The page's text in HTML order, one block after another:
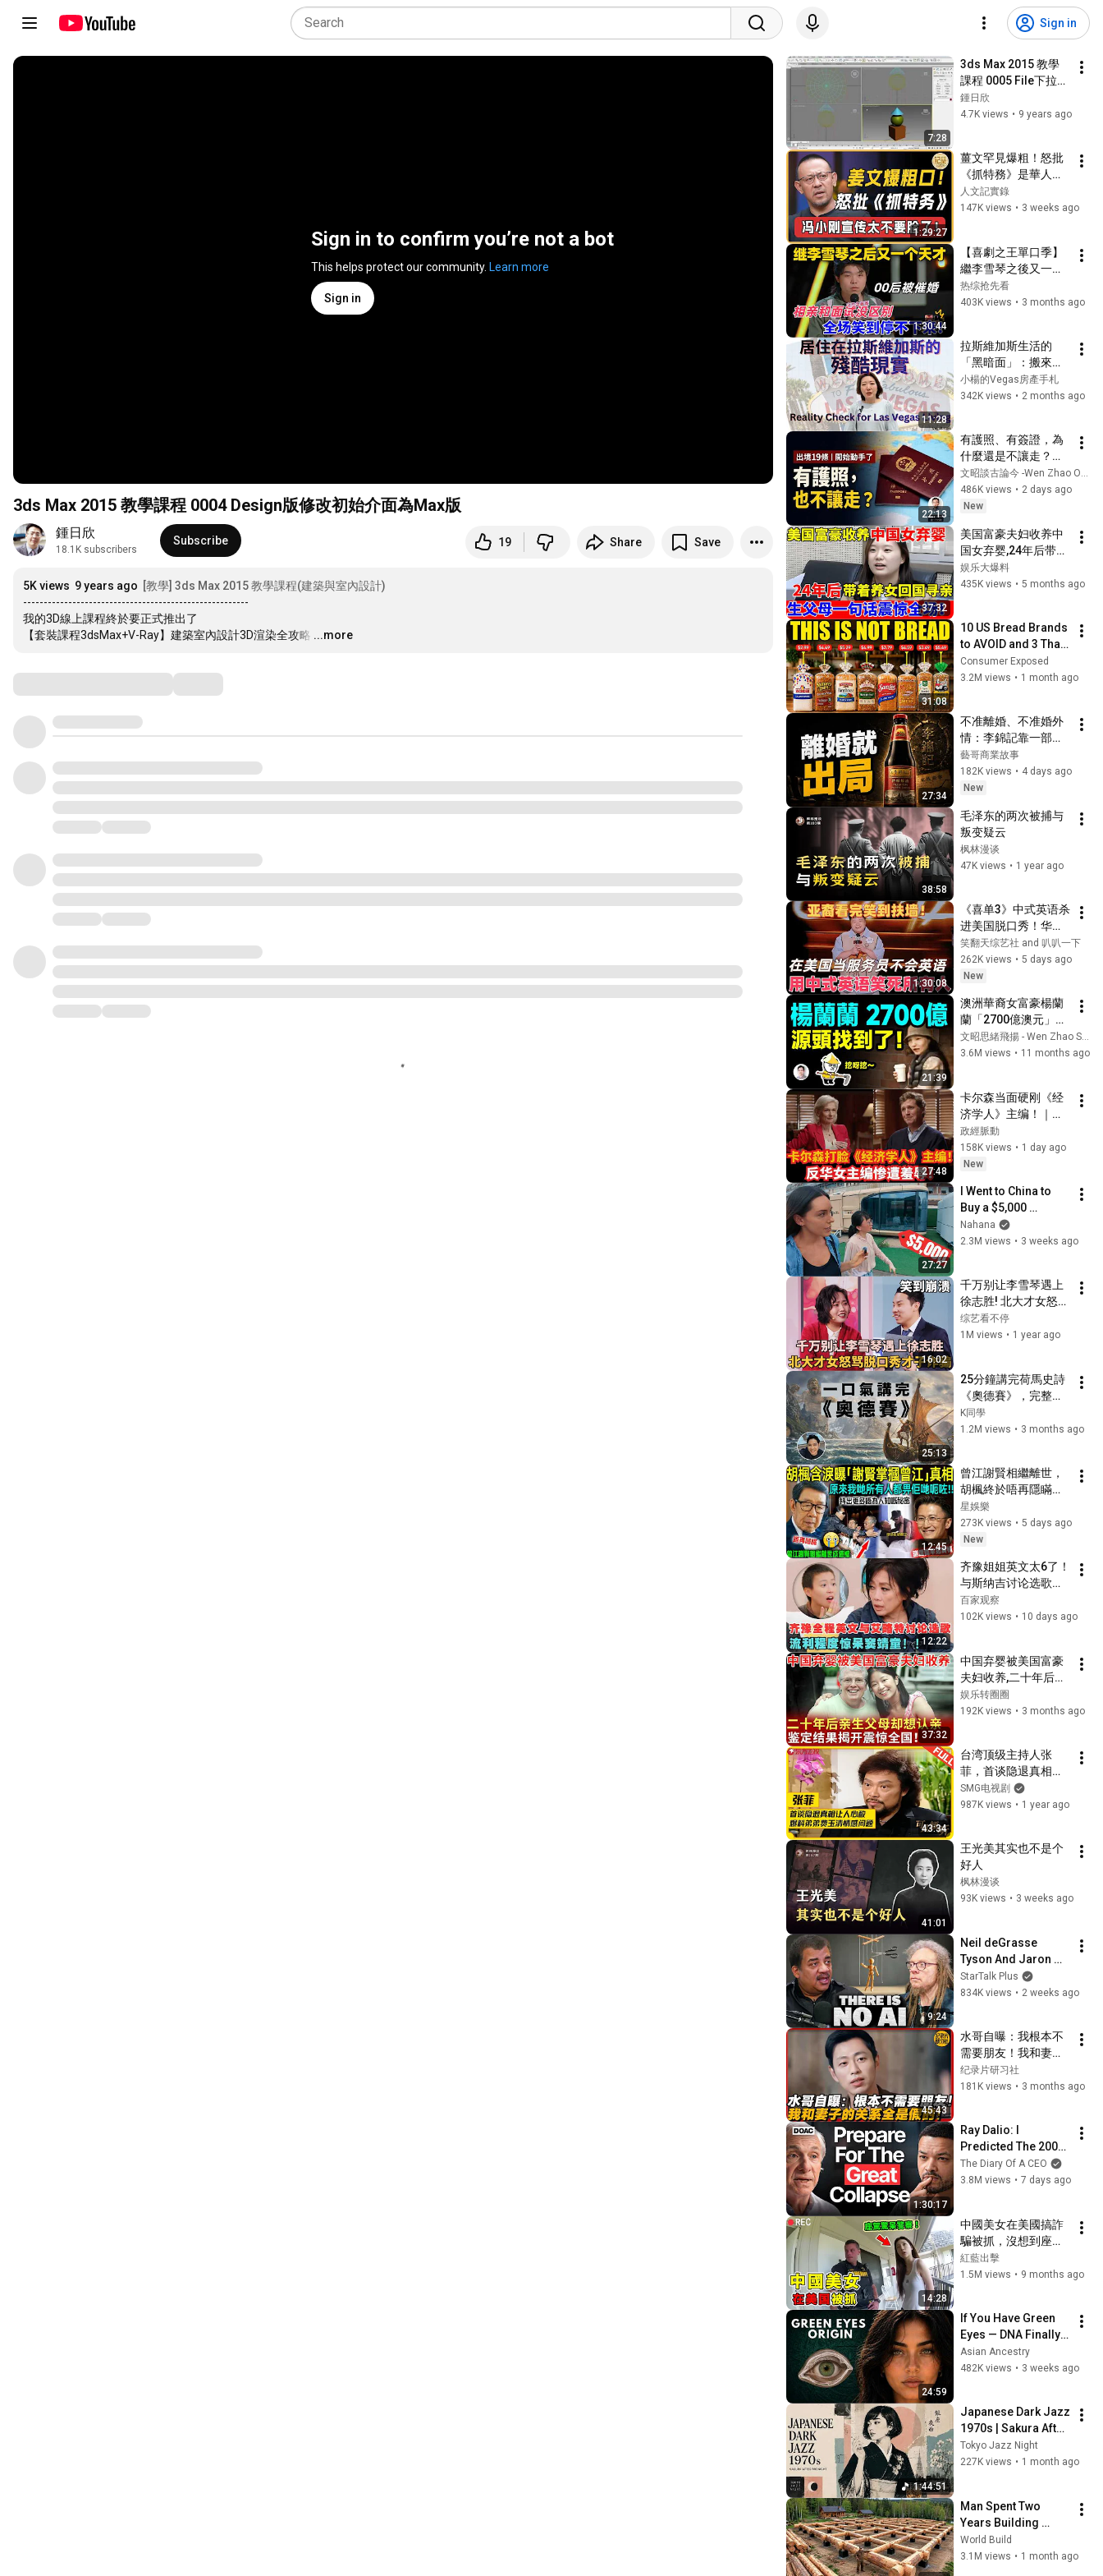
Sign in
Sign in to confirm you’re not a bot
This helps protect our community. Learn more
Sign in
3ds Max 2015 教學課程 0004 Design版修改初始介面為Max版
鍾日欣
18.1K subscribers
Subscribe 19 Share Save
5K views 9 years ago
[教學] 3ds Max 2015 教學課程(建築與室內設計)
-------------------------------------------------------
我的3D線上課程終於要正式推出了
【套裝課程3dsMax+V-Ray】建築室內設計3D渲染全攻略 …
...more
7:28
3ds Max 2015 教學
課程 0005 File下拉式
選單
鍾日欣
4.7K views • 9 years ago
1:29:27
薑文罕見爆粗！怒批
《抓特務》是華人電
影最差！馮小剛這都
宣傳太不要臉了！#
桌派#圆桌派第八季
#人文紀實錄
人文記實錄
147K views • 3 weeks ago
1:30:44
【喜劇之王單口季】
繼李雪琴之後又一個
天才！陳述爆笑吐槽
00後被催婚，相親和
#搞笑
#standupcomedy #
脱口秀
热综抢先看
403K views • 3 months ago
11:28
拉斯維加斯生活的
「黑暗面」：搬來前
沒人告訴你的真相 |
Reality Check for
小楊的Vegas房產手札
342K views • 2 months ago
22:13
有護照、有簽證，為
什麼還是不讓走？中
共出境新規，管的遠
不止是人（文昭談古
論今1735期）
文昭談古論今 -Wen Zhao Official
486K views • 2 days ago
New
37:32
美国富豪夫妇收养中
国女弃婴,24年后带着
养女回国寻亲,亲生父
母立刻上门认亲,鉴定
娱乐大爆料
435K views • 5 months ago
31:08
10 US Bread Brands
to AVOID and 3 That
Are Actually Safe
Consumer Exposed
3.2M views • 1 month ago
27:34
不准離婚、不准婚外
情：李錦記靠一部狠
到離譜的家法，打破
「富不過三代」！
藝哥商業故事
182K views • 4 days ago
New
38:58
毛泽东的两次被捕与
叛变疑云
枫林漫谈
47K views • 1 year ago
1:30:08
《喜单3》中式英语杀
进美国脱口秀！华裔
服务员不会英语，靠
口音把全场笑疯了！
#喜剧之王单口季 #
#funny #综艺
笑翻天综艺社 and 叭叭一下
262K views • 5 days ago
New
21:39
澳洲華裔女富豪楊蘭
蘭「2700億澳元」源
頭在這裡！越挖越有
大瓜【文昭思緒飛揚
文昭思緒飛揚 - Wen Zhao Studio
3.6M views • 11 months ago
27:48
卡尔森当面硬刚《经
济学人》主编！｜反
华女主编惨遭打脸！
政經脈動
158K views • 1 day ago
New
27:27
I Went to China to
Buy a $5,000
Modular Home —
What's the Real
Nahana
2.3M views • 3 weeks ago
16:02
千万别让李雪琴遇上
徐志胜! 北大才女怒骂
脱口秀才子诈骗, 全程
笑到崩溃｜#李雪琴
综艺看不停
1M views • 1 year ago
25:13
25分鐘講完荷馬史詩
《奧德賽》，完整劇
情一口氣看懂 | 這部
西方文學的開山之
K同學
1.2M views • 3 months ago
12:45
曾江謝賢相繼離世，
胡楓終於唔再隱瞞！
含淚揭開「謝賢掌摑
曾江」事實真相，原
來我哋所有人都畀人
實情！【星娛樂】#
胡楓 #謝賢 #曾江 #
綜藝 #事實 #真相 #
兄弟 #謝霆鋒
星娛樂
273K views • 5 days ago
New
12:22
齐豫姐姐英文太6了！
与斯纳吉讨论选歌迎
战jessie j,流利英文经
验窦靖童！｜歌手26
百家观察
102K views • 10 days ago
37:32
中国弃婴被美国富豪
夫妇收养,二十年后亲
生父母却想认亲，鉴
定结果揭开震惊全
娱乐转圈圈
192K views • 3 months ago
43:34
台湾顶级主持人张
菲，首谈隐退真相让
人心酸，爆料亲弟弟
费玉清情感问题，73
倾听 FULL
SMG电视剧
987K views • 1 year ago
41:01
王光美其实也不是个
好人
枫林漫谈
93K views • 3 weeks ago
9:24
Neil deGrasse
Tyson And Jaron
Lanier on the AI
Illusion
StarTalk Plus
834K views • 2 weeks ago
45:43
水哥自曝：我根本不
需要朋友！我和妻子
的关系全是假的！#
历史 #文化 #聊天 #
#熱門 #推薦 #香港#
林志玲 #蔡康永
纪录片研习社
181K views • 3 months ago
1:30:17
Ray Dalio: I
Predicted The 2008
CRASH, I Know What
Comes Next!
The Diary Of A CEO
3.8M views • 7 days ago
14:28
中國美女在美國搞詐
騙被抓，沒想到座駕
竟是Bentley！
紅藍出擊
1.5M views • 9 months ago
24:59
If You Have Green
Eyes — DNA Finally
Revealed Where
They Really Come
Asian Ancestry
482K views • 3 weeks ago
1:44:51
Japanese Dark Jazz
1970s | Sakura After
Midnight
Tokyo Jazz Night
227K views • 1 month ago
Man Spent Two
Years Building
HUGE Wooden
House for his
World Build
3.1M views • 1 month ago